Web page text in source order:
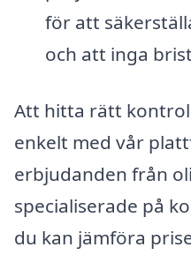
för att
och att inga
Att hitta rätt
enkelt med vår
erbjudanden från
specialiserade på
du kan jämföra